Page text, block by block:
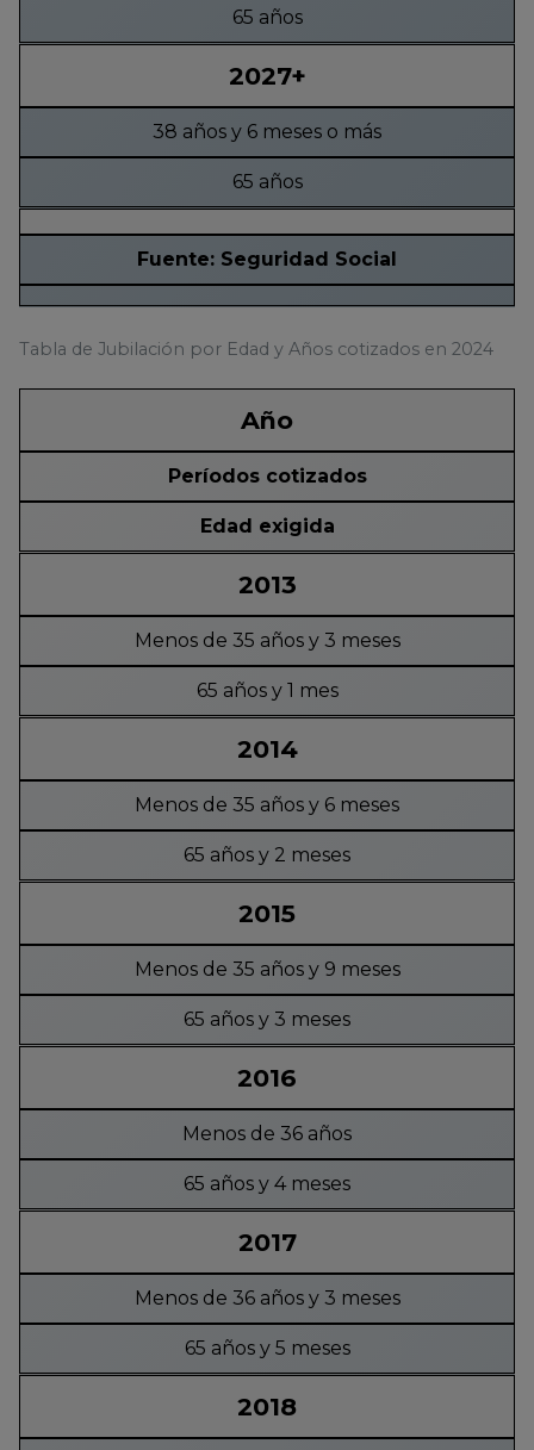
65 años
2027+
38 años y 6 meses o más
65 años
Fuente: Seguridad Social
Tabla de Jubilación por Edad y Años cotizados en 2024
Año
Períodos cotizados
Edad exigida
2013
Menos de 35 años y 3 meses
65 años y 1 mes
2014
Menos de 35 años y 6 meses
65 años y 2 meses
2015
Menos de 35 años y 9 meses
65 años y 3 meses
2016
Menos de 36 años
65 años y 4 meses
2017
Menos de 36 años y 3 meses
65 años y 5 meses
2018